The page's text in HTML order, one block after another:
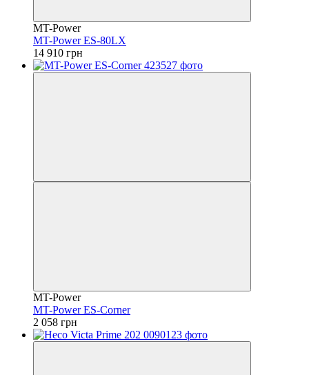
MT-Power
MT-Power ES-80LX
14 910 грн
MT-Power
MT-Power ES-Corner
2 058 грн